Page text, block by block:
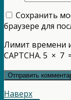
Сохранить
браузере для
Лимит времени
CAPTCHA. 5 × 7
Наверх